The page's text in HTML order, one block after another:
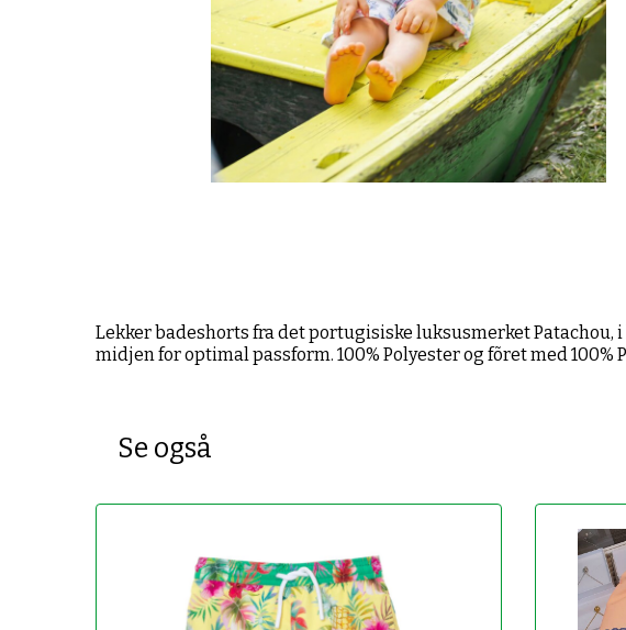
Lekker badeshorts fra det portugisiske luksusmerket
midjen for optimal passform. 100% Polyester og fõret med 100%
Se også